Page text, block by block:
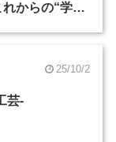
からの“学
25/10/2
芸-